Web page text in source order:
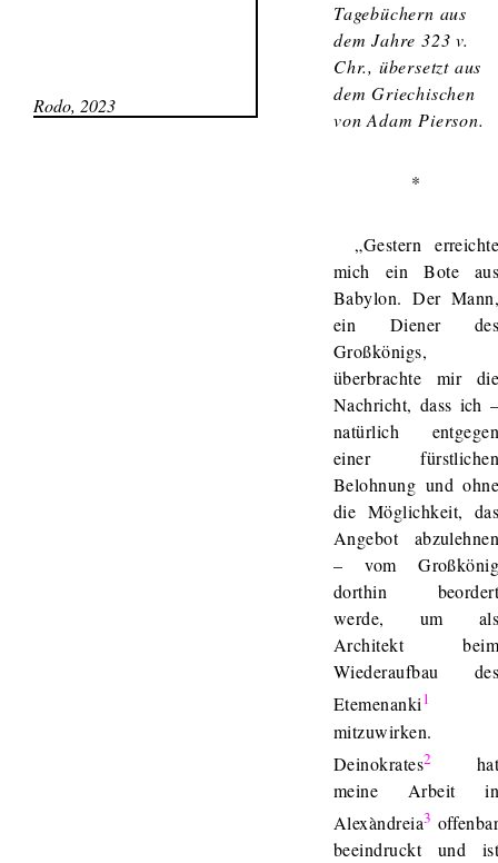
Rodo, 2023
Tagebüchern aus
dem Jahre 323 v.
Chr., übersetzt aus
dem Griechischen
von Adam Pierson.
*
„Gestern
mich ein Bote
Babylon. Der
ein Diener
Großkönigs,
überbrachte mir
Nachricht, dass ich
natürlich
einer
Belohnung und
die Möglichkeit,
Angebot
– vom
dorthin
werde, um
Architekt
Wiederaufbau
Etemenanki1
mitzuwirken.
Deinokrates2
meine Arbeit
Alexàndreia3
beeindruckt und